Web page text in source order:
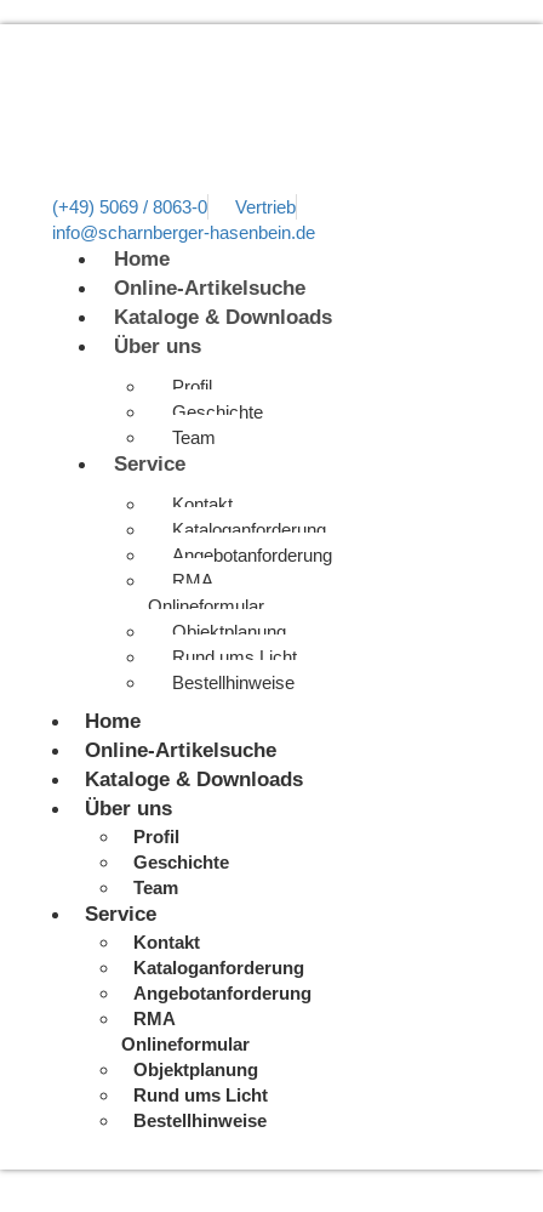
(+49) 5069 / 8063-0
Vertrieb
info@scharnberger-hasenbein.de
Home
Online-Artikelsuche
Kataloge & Downloads
Über uns
Profil
Geschichte
Team
Service
Kontakt
Kataloganforderung
Angebotanforderung
RMA
Onlineformular
Objektplanung
Rund ums Licht
Bestellhinweise
Home
Online-Artikelsuche
Kataloge & Downloads
Über uns
Profil
Geschichte
Team
Service
Kontakt
Kataloganforderung
Angebotanforderung
RMA
Onlineformular
Objektplanung
Rund ums Licht
Bestellhinweise